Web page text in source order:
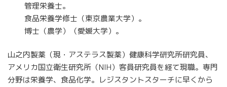
管理栄養士。
食品栄養学修士（東京農業大学）。
博士（農学）（愛媛大学）。
山之内製薬（現・アステラス製薬）健康科学研究所研究員、
アメリカ国立衛生研究所（NIH）客員研究員を経て現職。専門
分野は栄養学、食品化学。レジスタントスターチに早くから